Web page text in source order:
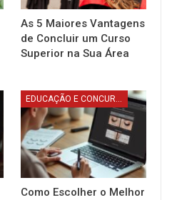
As 5 Maiores Vantagens
de Concluir um Curso
Superior na Sua Área
EDUCAÇÃO E CONCURSOS
Como Escolher o Melhor